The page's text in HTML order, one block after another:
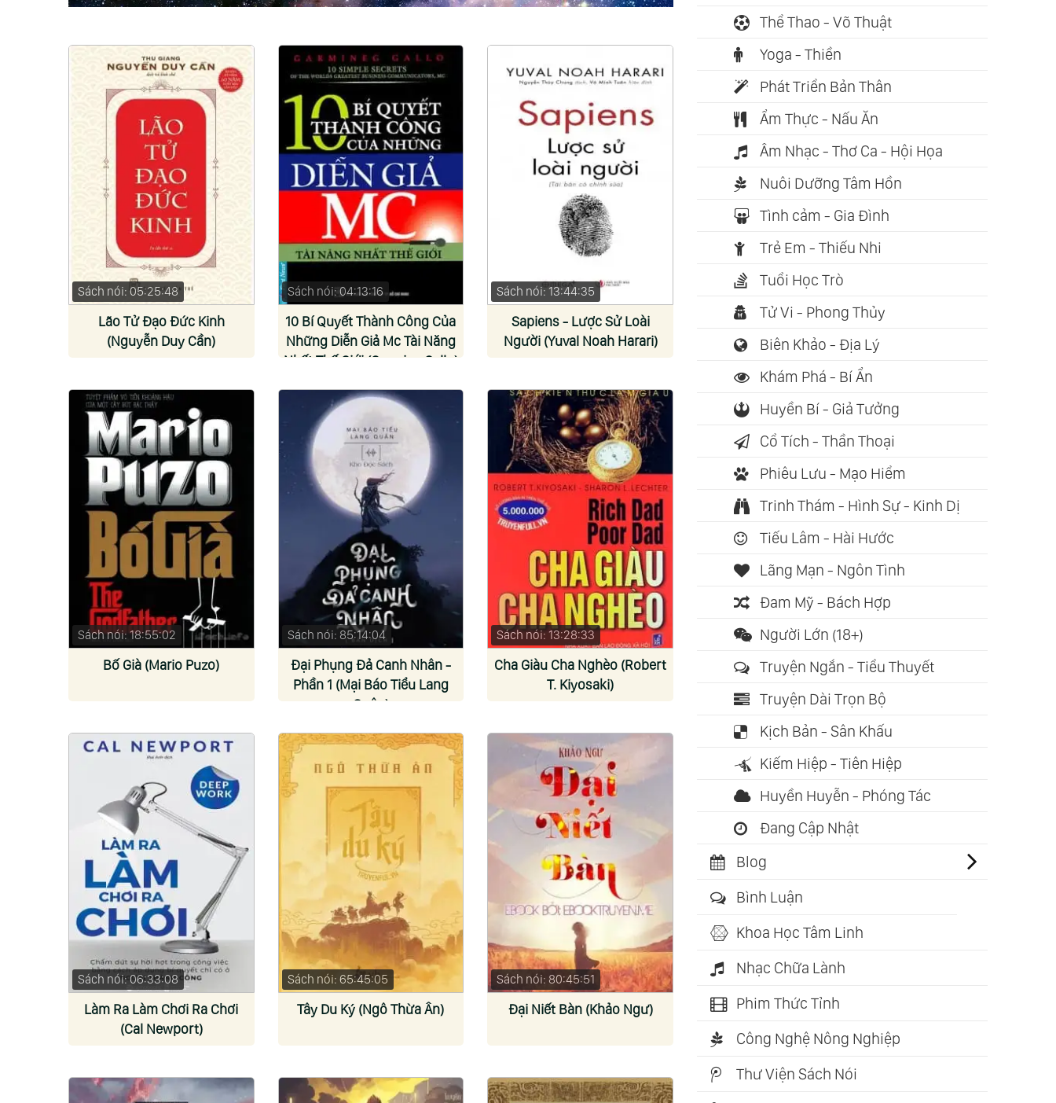
Sách nói: 05:25:48
Lão Tử Đạo Đức Kinh
(Nguyễn Duy Cần)
Sách nói: 04:13:16
10 Bí Quyết Thành Công Của
Những Diễn Giả Mc Tài Năng
Nhất Thế Giới (Carmine Gallo)
Sách nói: 13:44:35
Sapiens - Lược Sử Loài
Người (Yuval Noah Harari)
Sách nói: 18:55:02
Bố Già (Mario Puzo)
Sách nói: 85:14:04
Đại Phụng Đả Canh Nhân -
Phần 1 (Mại Báo Tiểu Lang
Quân)
Sách nói: 13:28:33
Cha Giàu Cha Nghèo (Robert
T. Kiyosaki)
Sách nói: 06:33:08
Làm Ra Làm Chơi Ra Chơi
(Cal Newport)
Sách nói: 65:45:05
Tây Du Ký (Ngô Thừa Ân)
Sách nói: 80:45:51
Đại Niết Bàn (Khảo Ngư)
Thể Thao - Võ Thuật
Yoga - Thiền
Phát Triển Bản Thân
Ẩm Thực - Nấu Ăn
Âm Nhạc - Thơ Ca - Hội Họa
Nuôi Dưỡng Tâm Hồn
Tình cảm - Gia Đình
Trẻ Em - Thiếu Nhi
Tuổi Học Trò
Tử Vi - Phong Thủy
Biên Khảo - Địa Lý
Khám Phá - Bí Ẩn
Huyền Bí - Giả Tưởng
Cổ Tích - Thần Thoại
Phiêu Lưu - Mạo Hiểm
Trinh Thám - Hình Sự - Kinh Dị
Tiếu Lâm - Hài Hước
Lãng Mạn - Ngôn Tình
Đam Mỹ - Bách Hợp
Người Lớn (18+)
Truyện Ngắn - Tiểu Thuyết
Truyện Dài Trọn Bộ
Kịch Bản - Sân Khấu
Kiếm Hiệp - Tiên Hiệp
Huyền Huyễn - Phóng Tác
Đang Cập Nhật
Blog
Bình Luận
Khoa Học Tâm Linh
Nhạc Chữa Lành
Phim Thức Tỉnh
Công Nghệ Nông Nghiệp
Thư Viện Sách Nói